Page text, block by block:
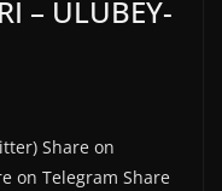
– ULUBEY-
Share on
on Telegram Share